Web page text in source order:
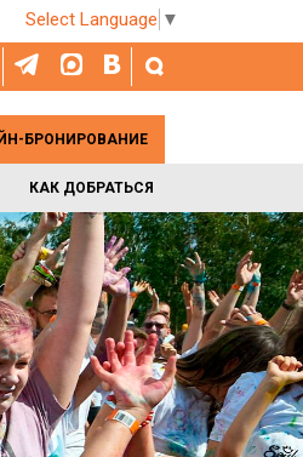
Select Language ▼
КАК ДОБРАТЬСЯ
БРОНИРОВАНИЕ